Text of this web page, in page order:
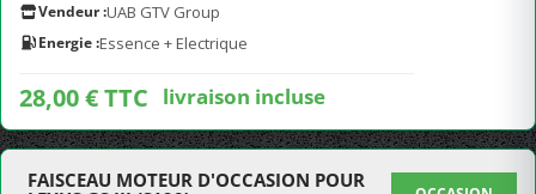
Vendeur :UAB GTV Group
Energie :Essence + Electrique
28,00 € TTC livraison incluse
FAISCEAU MOTEUR D'OCCASION POUR